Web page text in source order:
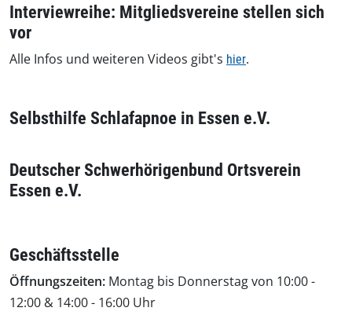
Interviewreihe: Mitgliedsvereine stellen sich
vor
Alle Infos und weiteren Videos gibt's hier.
Selbsthilfe Schlafapnoe in Essen e.V.
Deutscher Schwerhörigenbund Ortsverein
Essen e.V.
Geschäftsstelle
Öffnungszeiten: Montag bis Donnerstag von 10:00 -
12:00 & 14:00 - 16:00 Uhr